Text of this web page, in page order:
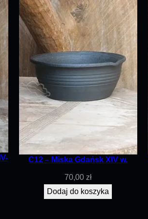
C12 – Miska Gdańsk XIV w.
70,00 zł
Dodaj do koszyka